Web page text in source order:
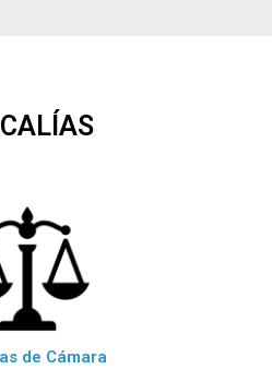
de Cámara